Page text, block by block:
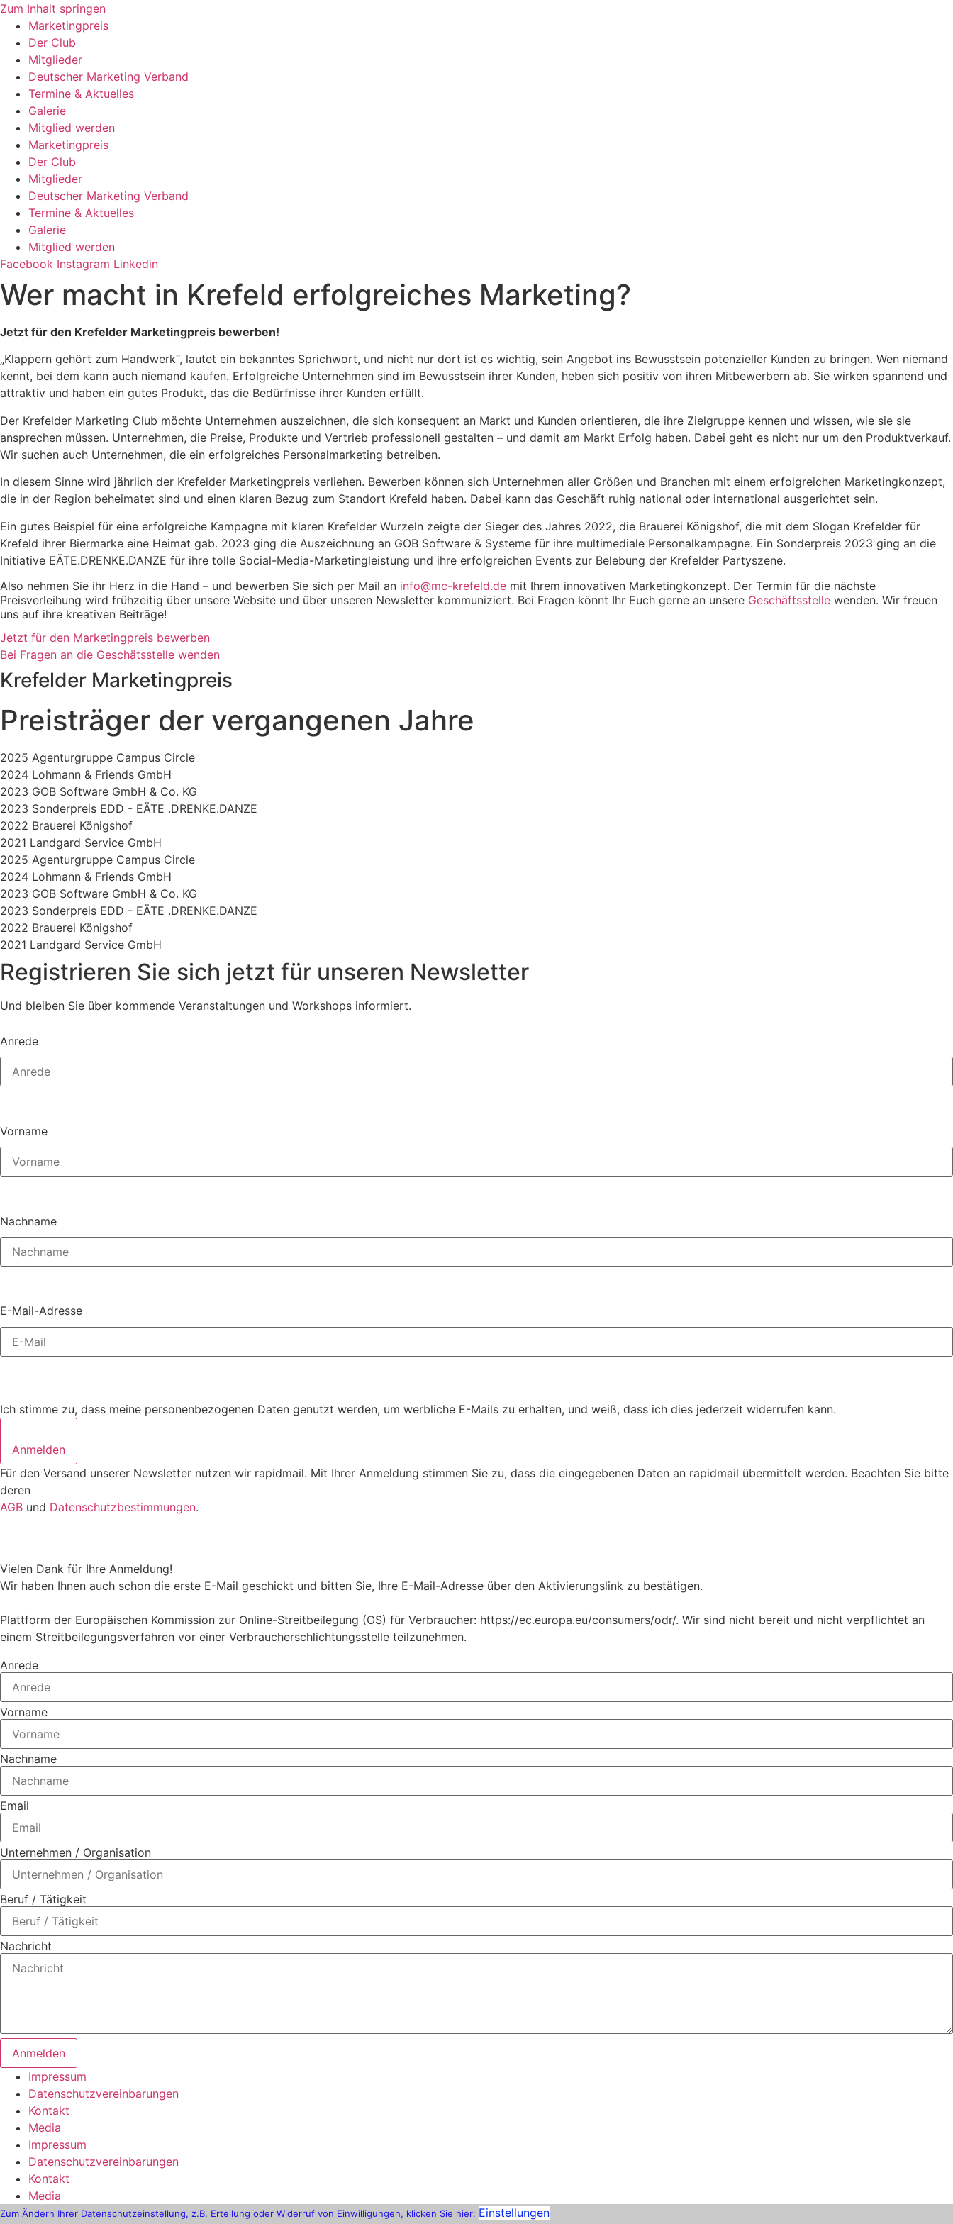
Zum Inhalt springen
Marketingpreis
Der Club
Mitglieder
Deutscher Marketing Verband
Termine & Aktuelles
Galerie
Mitglied werden
Marketingpreis
Der Club
Mitglieder
Deutscher Marketing Verband
Termine & Aktuelles
Galerie
Mitglied werden
Facebook Instagram Linkedin
Wer macht in Krefeld erfolgreiches Marketing?
Jetzt für den Krefelder Marketingpreis bewerben!
„Klappern gehört zum Handwerk“, lautet ein bekanntes Sprichwort, und nicht nur dort ist es wichtig, sein Angebot ins Bewusstsein potenzieller Kunden zu bringen. Wen niemand
kennt, bei dem kann auch niemand kaufen. Erfolgreiche Unternehmen sind im Bewusstsein ihrer Kunden, heben sich positiv von ihren Mitbewerbern ab. Sie wirken spannend und
attraktiv und haben ein gutes Produkt, das die Bedürfnisse ihrer Kunden erfüllt.
Der Krefelder Marketing Club möchte Unternehmen auszeichnen, die sich konsequent an Markt und Kunden orientieren, die ihre Zielgruppe kennen und wissen, wie sie sie
ansprechen müssen. Unternehmen, die Preise, Produkte und Vertrieb professionell gestalten – und damit am Markt Erfolg haben. Dabei geht es nicht nur um den Produktverkauf.
Wir suchen auch Unternehmen, die ein erfolgreiches Personalmarketing betreiben.
In diesem Sinne wird jährlich der Krefelder Marketingpreis verliehen. Bewerben können sich Unternehmen aller Größen und Branchen mit einem erfolgreichen Marketingkonzept,
die in der Region beheimatet sind und einen klaren Bezug zum Standort Krefeld haben. Dabei kann das Geschäft ruhig national oder international ausgerichtet sein.
Ein gutes Beispiel für eine erfolgreiche Kampagne mit klaren Krefelder Wurzeln zeigte der Sieger des Jahres 2022, die Brauerei Königshof, die mit dem Slogan Krefelder für
Krefeld ihrer Biermarke eine Heimat gab. 2023 ging die Auszeichnung an GOB Software & Systeme für ihre multimediale Personalkampagne. Ein Sonderpreis 2023 ging an die
Initiative EÄTE.DRENKE.DANZE für ihre tolle Social-Media-Marketingleistung und ihre erfolgreichen Events zur Belebung der Krefelder Partyszene.
Also nehmen Sie ihr Herz in die Hand – und bewerben Sie sich per Mail an info@mc-krefeld.de mit Ihrem innovativen Marketingkonzept. Der Termin für die nächste
Preisverleihung wird frühzeitig über unsere Website und über unseren Newsletter kommuniziert. Bei Fragen könnt Ihr Euch gerne an unsere Geschäftsstelle wenden. Wir freuen
uns auf ihre kreativen Beiträge!
Jetzt für den Marketingpreis bewerben
Bei Fragen an die Geschätsstelle wenden
Krefelder Marketingpreis
Preisträger der vergangenen Jahre
2025 Agenturgruppe Campus Circle
2024 Lohmann & Friends GmbH
2023 GOB Software GmbH & Co. KG
2023 Sonderpreis EDD - EÄTE .DRENKE.DANZE
2022 Brauerei Königshof
2021 Landgard Service GmbH
2025 Agenturgruppe Campus Circle
2024 Lohmann & Friends GmbH
2023 GOB Software GmbH & Co. KG
2023 Sonderpreis EDD - EÄTE .DRENKE.DANZE
2022 Brauerei Königshof
2021 Landgard Service GmbH
Registrieren Sie sich jetzt für unseren Newsletter
Und bleiben Sie über kommende Veranstaltungen und Workshops informiert.
Anrede
Vorname
Nachname
E-Mail-Adresse
Ich stimme zu, dass meine personenbezogenen Daten genutzt werden, um werbliche E-Mails zu erhalten, und weiß, dass ich dies jederzeit widerrufen kann.
Anmelden
Für den Versand unserer Newsletter nutzen wir rapidmail. Mit Ihrer Anmeldung stimmen Sie zu, dass die eingegebenen Daten an rapidmail übermittelt werden. Beachten Sie bitte
deren
AGB und Datenschutzbestimmungen.
Vielen Dank für Ihre Anmeldung!
Wir haben Ihnen auch schon die erste E-Mail geschickt und bitten Sie, Ihre E-Mail-Adresse über den Aktivierungslink zu bestätigen.
Plattform der Europäischen Kommission zur Online-Streitbeilegung (OS) für Verbraucher: https://ec.europa.eu/consumers/odr/. Wir sind nicht bereit und nicht verpflichtet an
einem Streitbeilegungsverfahren vor einer Verbraucherschlichtungsstelle teilzunehmen.
Anrede
Vorname
Nachname
Email
Unternehmen / Organisation
Beruf / Tätigkeit
Nachricht
Anmelden
Impressum
Datenschutzvereinbarungen
Kontakt
Media
Impressum
Datenschutzvereinbarungen
Kontakt
Media
Zum Ändern Ihrer Datenschutzeinstellung, z.B. Erteilung oder Widerruf von Einwilligungen, klicken Sie hier: Einstellungen